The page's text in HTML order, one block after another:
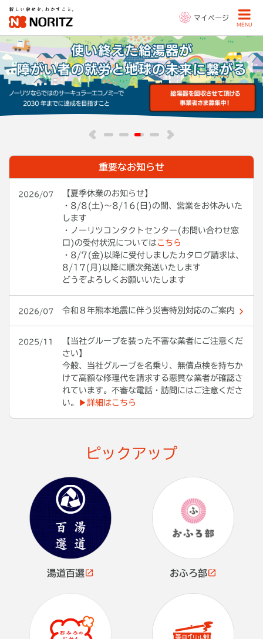
マイページ
MENU
重要なお知らせ
2026/07
【夏季休業のお知らせ】
・ 8/8(土)～8/16(日)の間、営業をお休みいた
します
・ノーリツコンタクトセンター(お問い合わせ窓
口)の受付状況についてはこちら
・8/7(金)以降に受付しましたカタログ請求は、
8/17(月)以降に順次発送いたします
どうぞよろしくお願いいたします
2026/07 令和８年熊本地震に伴う災害特別対応のご案内
2025/11
【当社グループを装った不審な業者にご注意くだ
さい】
今般、当社グループを名乗り、無償点検を持ちか
けて高額な修理代を請求する悪質な業者が確認さ
れています。不審な電話・訪問にはご注意くださ
い。
▶詳細はこちら
ピックアップ
湯道百選 おふろ部